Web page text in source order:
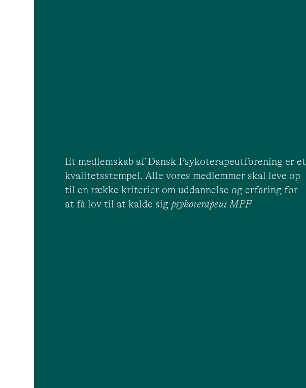
Et medlemskab af Dansk Psykoterapeutforening er et
kvalitetsstempel. Alle vores medlemmer skal leve op
til en række kriterier om uddannelse og erfaring for
at få lov til at kalde sig psykoterapeut MPF